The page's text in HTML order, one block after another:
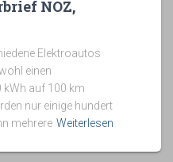
NOZ,
Elektroautos
einen
kWh auf 100 km
nur einige hundert
mehrere Weiterlesen